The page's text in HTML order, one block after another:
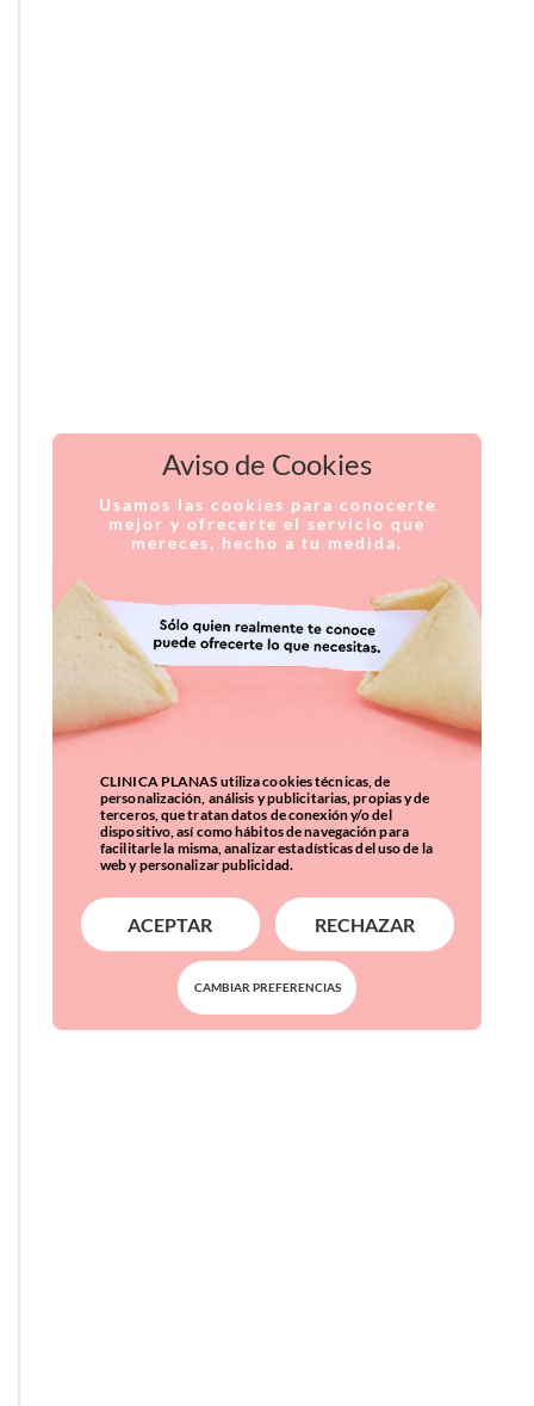
Aviso de Cookies
Usamos las cookies para conocerte
mejor y ofrecerte el servicio que
mereces, hecho a tu medida.
CLINICA PLANAS utiliza cookies técnicas, de
personalización, análisis y publicitarias, propias y de
terceros, que tratan datos de conexión y/o del
dispositivo, así como hábitos de navegación para
facilitarle la misma, analizar estadísticas del uso de la
web y personalizar publicidad.
ACEPTAR RECHAZAR
CAMBIAR PREFERENCIAS